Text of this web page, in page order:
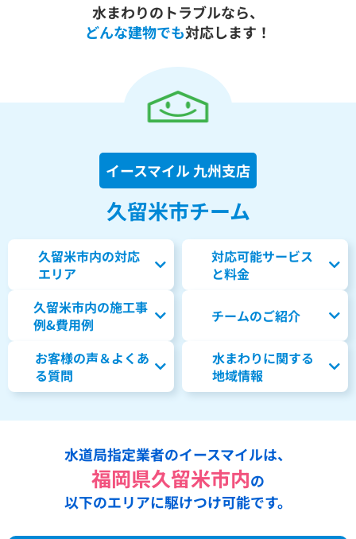
水まわりのトラブルなら、
どんな建物でも対応します！
イースマイル 九州支店
久留米市チーム
久留米市内の対応
エリア
対応可能サービス
と料金
久留米市内の施工事
例&費用例
チームのご紹介
お客様の声＆よくあ
る質問
水まわりに関する
地域情報
水道局指定業者のイースマイルは、
福岡県久留米市内の
以下のエリアに駆けつけ可能です。